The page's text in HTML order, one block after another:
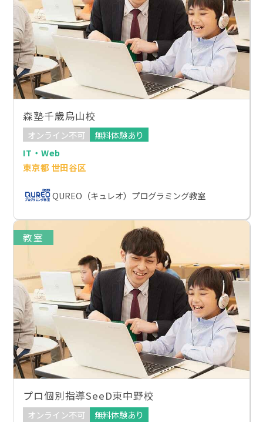
森塾千歳烏山校
オンライン不可
無料体験あり
IT・Web
東京都 世田谷区
QUREO（キュレオ）プログラミング教室
教室
プロ個別指導SeeD東中野校
オンライン不可
無料体験あり